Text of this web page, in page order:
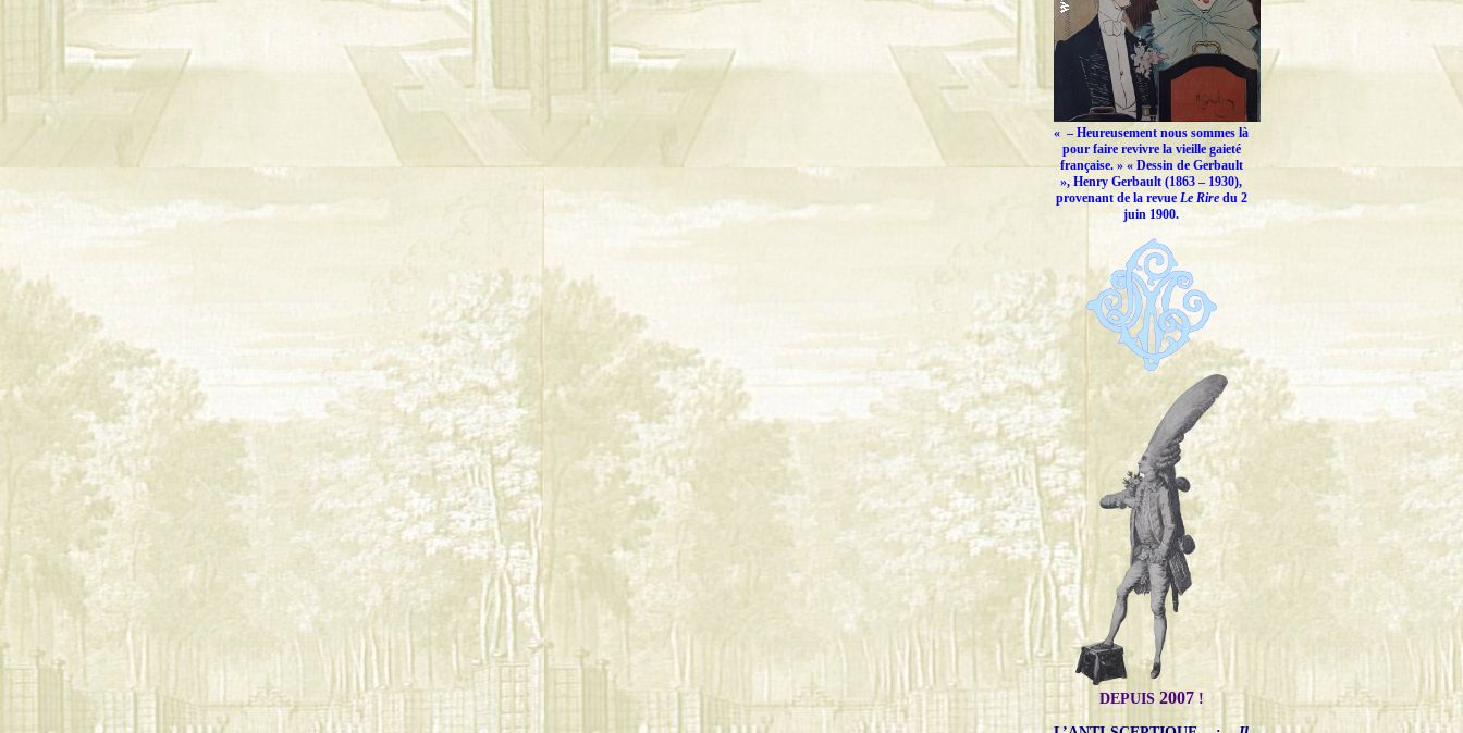
« – Heureusement nous sommes là
pour faire revivre la vieille gaieté
française.» « Dessin de Gerbault
», Henry Gerbault (1863 – 1930),
provenant de la revue Le Riredu 2
juin 1900.
DEPUIS 2007!